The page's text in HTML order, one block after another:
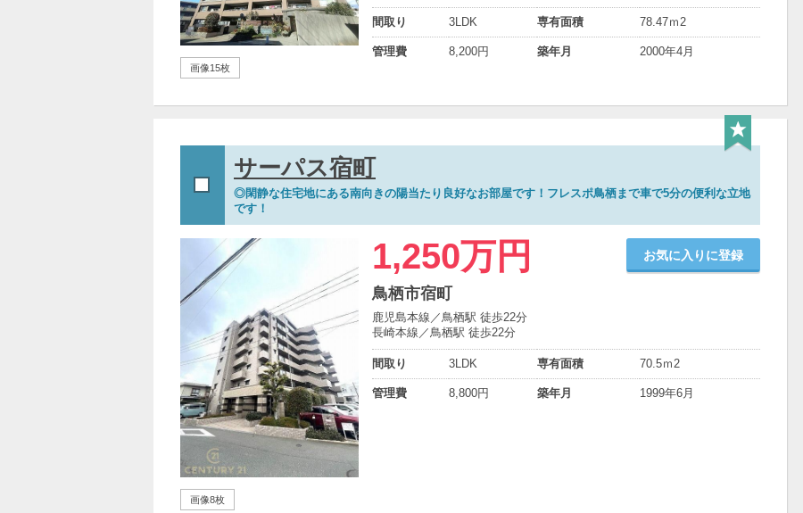
画像15枚
間取り 3LDK 専有面積 78.47ｍ2
管理費 8,200円 築年月 2000年4月
サーパス宿町
◎閑静な住宅地にある南向きの陽当たり良好なお部屋です！フレスポ鳥栖まで車で5分の便利な立地
です！
画像8枚
1,250万円 お気に入りに登録
鳥栖市宿町
鹿児島本線／鳥栖駅 徒歩22分
長崎本線／鳥栖駅 徒歩22分
間取り 3LDK 専有面積 70.5ｍ2
管理費 8,800円 築年月 1999年6月